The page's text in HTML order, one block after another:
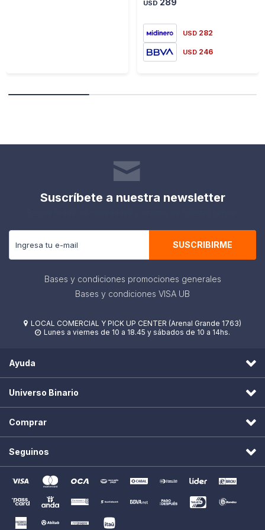
USD
USD 282
USD 246
Suscríbete a nuestra newsletter
SUSCRIBIRME
Bases y condiciones promociones generales
Bases y condiciones VISA UB
 LOCAL COMERCIAL Y PICK UP CENTER (Arenal Grande 1763)
 Lunes a viernes de 10 a 18.45 y sábados de 10 a 14hs.
Ayuda
Universo Binario
Comprar
Seguinos